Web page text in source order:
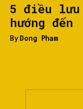
5 điều
hướng đến
By Dong Pham